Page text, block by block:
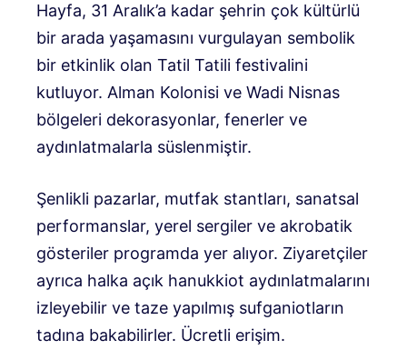
Hayfa, 31 Aralık’a kadar şehrin çok kültürlü
bir arada yaşamasını vurgulayan sembolik
bir etkinlik olan Tatil Tatili festivalini
kutluyor. Alman Kolonisi ve Wadi Nisnas
bölgeleri dekorasyonlar, fenerler ve
aydınlatmalarla süslenmiştir.
Şenlikli pazarlar, mutfak stantları, sanatsal
performanslar, yerel sergiler ve akrobatik
gösteriler programda yer alıyor. Ziyaretçiler
ayrıca halka açık hanukkiot aydınlatmalarını
izleyebilir ve taze yapılmış sufganiotların
tadına bakabilirler. Ücretli erişim.